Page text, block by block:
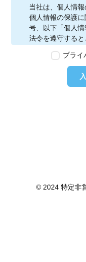
当社は、個人情
個人情報の保護
号、以下「個人
法令を遵守する
本ウェブサイト
のとします。
第2条　個人情報の定
情報取扱事業者
プライ
© 2024 特定非